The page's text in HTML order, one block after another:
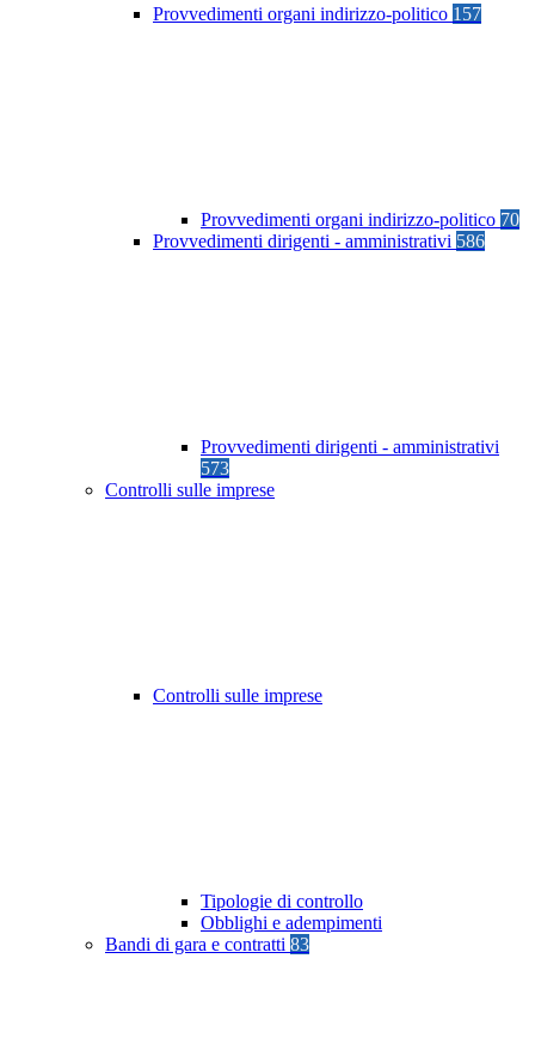
Provvedimenti organi indirizzo-politico 157
Provvedimenti organi indirizzo-politico 70
Provvedimenti dirigenti - amministrativi 586
Provvedimenti dirigenti - amministrativi
573
Controlli sulle imprese
Controlli sulle imprese
Tipologie di controllo
Obblighi e adempimenti
Bandi di gara e contratti 83